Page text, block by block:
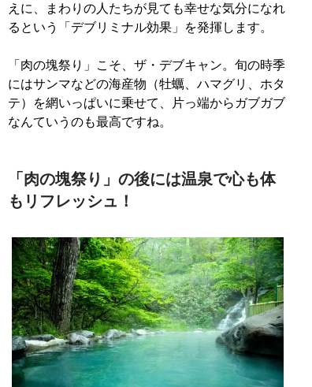
えに、まわりの人たちが見ても幸せな気分になれ
るという「デブリミナル効果」を発揮します。
「肉の塊祭り」こそ、ザ・デブキャン。旬の時季
にはサンマなどの海産物（牡蠣、ハマグリ、ホタ
テ）を網いっぱいに乗せて、片っ端からガブガブ
なんていうのも最高ですね。
「肉の塊祭り」の後には温泉で心も体
もリフレッシュ！